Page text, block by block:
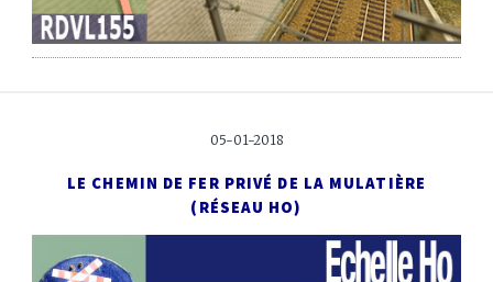
05-01-2018
LE CHEMIN DE FER PRIVÉ DE LA MULATIÈRE
(RÉSEAU HO)